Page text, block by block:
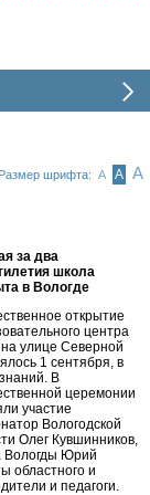
Размер шрифта: А А А
за два
школа
в Вологде
открытие
центра
улице Северной
1 сентября, в
В
церемонии
участие
Вологодской
Олег Кувшинников,
Вологды Юрий
областного и
и педагоги.